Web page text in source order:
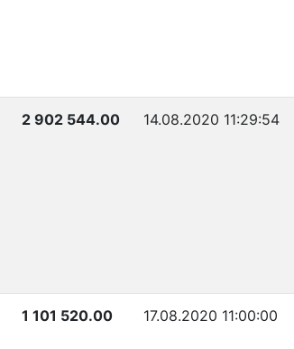
2 902 544.00 14.08.2020 11:29:54
1 101 520.00 17.08.2020 11:00:00